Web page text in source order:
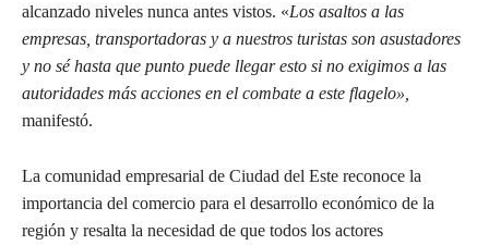
alcanzado niveles nunca antes vistos. «Los asaltos a las
empresas, transportadoras y a nuestros turistas son asustadores
y no sé hasta que punto puede llegar esto si no exigimos a las
autoridades más acciones en el combate a este flagelo»,
manifestó.
La comunidad empresarial de Ciudad del Este reconoce la
importancia del comercio para el desarrollo económico de la
región y resalta la necesidad de que todos los actores